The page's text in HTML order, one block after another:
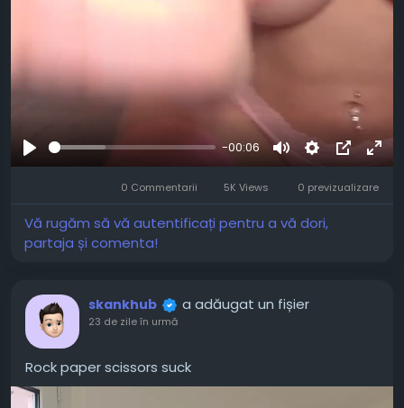
Joaca
-00:06
MuteSettingsPicture-
in-
0 Commentarii 5K Views 0 previzualizare
Vă rugăm să vă autentificați pentru a vă dori,
partaja și comenta!
skankhub a adăugat un fișier
23 de zile în urmă
Rock paper scissors suck